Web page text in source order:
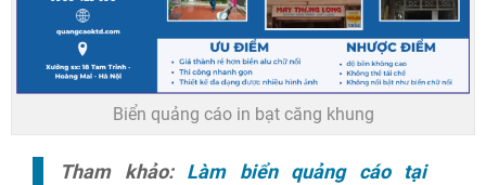
Biển quảng cáo in bạt căng khung
Tham khảo: Làm biển quảng cáo tại